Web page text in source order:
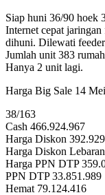
Siap huni 36/90 hoek
Internet cepat
dihuni. Dilewati
Jumlah unit 383
Hanya 2 unit lagi.
Harga Big Sale 14
38/163
Cash 466.924.967
Harga Diskon
Harga Diskon
Harga PPN DTP
PPN DTP 33.851.989
Hemat 79.124.416